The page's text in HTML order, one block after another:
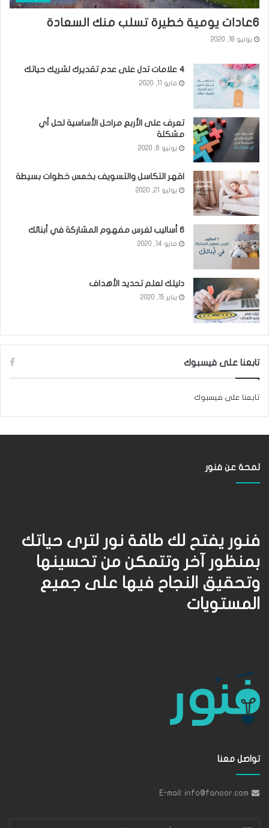
٦عادات يومية خطيرة تسلب منك السعادة
يونيو 18, 2020
٤ علامات تدل على عدم تقديرك لشريك حياتك
مايو 11, 2020
تعرف على الأربع مراحل الأساسية لحل أي
مشكلة
يونيو 6, 2020
اقهر التكاسل والتسويف بخمس خطوات بسيطة
يوليو 21, 2020
6 أساليب لغرس مفهوم المشاركة في أبنائك
مايو 14, 2020
دليلك لعلم تحديد الأهداف
يناير 15, 2020
تابعنا على فيسبوك
تابعنا على فيسبوك
لمحة عن فنور
فنور يفتح لك طاقة نور لترى حياتك
بمنظور آخر وتتمكن من تحسينها
وتحقيق النجاح فيها على جميع
المستويات
تواصل معنا